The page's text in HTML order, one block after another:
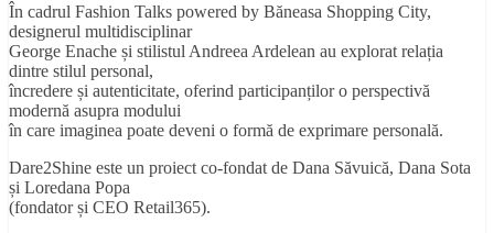
În cadrul Fashion Talks powered by Băneasa Shopping City,
designerul multidisciplinar
George Enache și stilistul Andreea Ardelean au explorat relația
dintre stilul personal,
încredere și autenticitate, oferind participanților o perspectivă
modernă asupra modului
în care imaginea poate deveni o formă de exprimare personală.
Dare2Shine este un proiect co-fondat de Dana Săvuică, Dana Sota
și Loredana Popa
(fondator și CEO Retail365).